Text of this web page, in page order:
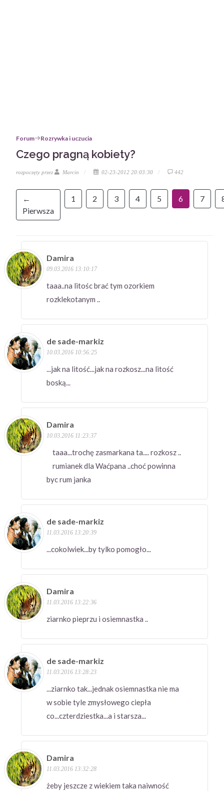
Forum Rozrywka i uczucia
Czego pragną kobiety?
rozpoczęty przez Marcin 02-23-2012 20:03:30 442
←
Pierwsza
1 2 3 4 5 6 7
Damira
09.03.2016 13:10:17
taaa..na litośc brać tym ozorkiem
rozklekotanym ..
de sade-markiz
10.03.2016 10:56:25
...jak na litość...jak na rozkosz...na litość
boską...
Damira
10.03.2016 11:23:37
taaa...trochę zasmarkana ta.... rozkosz ..
rumianek dla Waćpana ..choć powinna
byc rum janka
de sade-markiz
11.03.2016 13:20:39
...cokolwiek...by tylko pomogło...
Damira
11.03.2016 13:22:36
ziarnko pieprzu i osiemnastka ..
de sade-markiz
11.03.2016 13:28:23
...ziarnko tak...jednak osiemnastka nie ma
w sobie tyle zmysłowego ciepła
co...czterdziestka...a i starsza...
Damira
11.03.2016 13:32:28
żeby jeszcze z wiekiem taka naiwność